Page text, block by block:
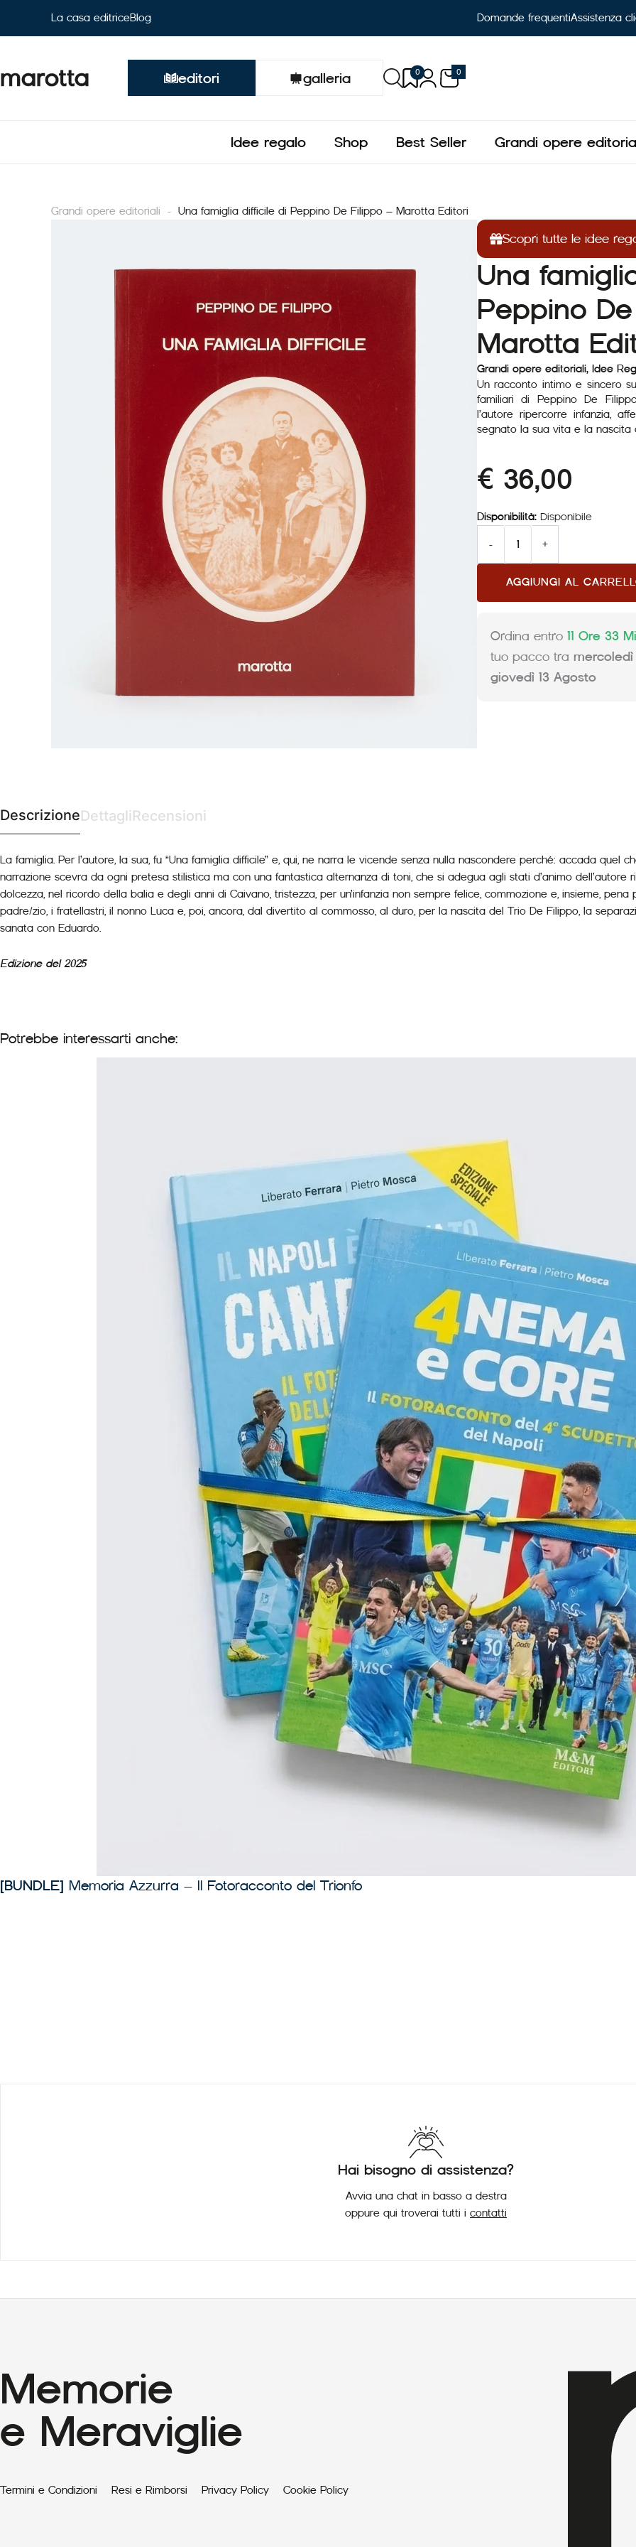
La casa editriceBlog Domande frequentiAssistenza
editori galleria 0 0
Idee regalo Shop Best Seller Grandi opere
Grandi opere editoriali - Una famiglia difficile di Peppino De Filippo – Marotta Editori
Scopri tutte le idee
Una
Peppino
Marotta
Grandi opere editoriali, Idee
Un racconto intimo e sincero
familiari di Peppino De
l’autore ripercorre infanzia,
segnato la sua vita e la nascita
€ 36,00
Disponibilità: Disponibile
-
Una
famiglia
difficile
Filippo
Editori
quantità
+
AGGIUNGI AL
Alternative:
Ordina entro11 Ore 33
tuo pacco tra mercoledì
giovedì 13 Agosto
DescrizioneDettagliRecensioni
La famiglia. Per l’autore, la sua, fu “Una famiglia difficile” e, qui, ne narra le vicende senza nulla nascondere perché: accada quel
narrazione scevra da ogni pretesa stilistica ma con una fantastica alternanza di toni, che si adegua agli stati d’animo
dolcezza, nel ricordo della balia e degli anni di Caivano, tristezza, per un’infanzia non sempre felice, commozione e, insieme,
padre/zio, i fratellastri, il nonno Luca e, poi, ancora, dal divertito al commosso, al duro, per la nascita del Trio De Filippo, la
sanata con Eduardo.
Edizione del 2025
Potrebbe interessarti anche:
[BUNDLE] Memoria Azzurra – Il Fotoracconto del Trionfo
Hai bisogno di assistenza?
Avvia una chat in basso a destra
oppure qui troverai tutti i contatti
Memorie
e Meraviglie
Termini e Condizioni Resi e Rimborsi Privacy Policy Cookie Policy